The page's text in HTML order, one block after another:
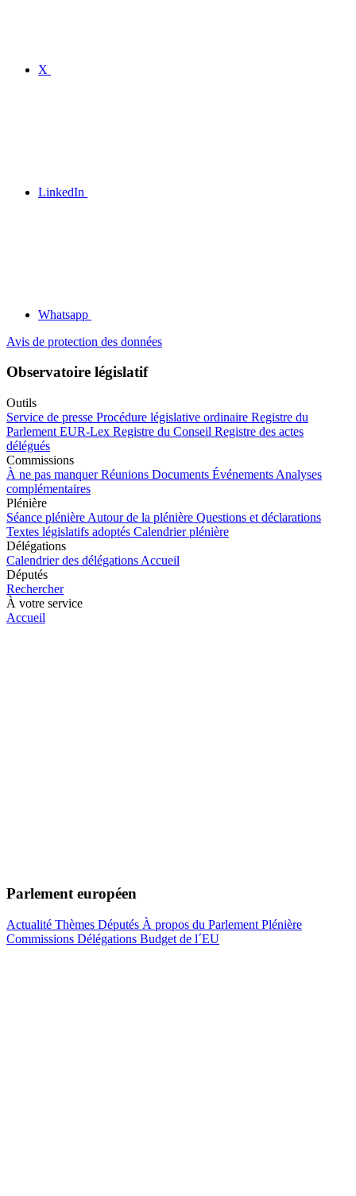
X
LinkedIn
Whatsapp
Avis de protection des données
Observatoire législatif
Outils
Service de presse Procédure législative ordinaire Registre du
Parlement EUR-Lex Registre du Conseil Registre des actes
délégués
Commissions
À ne pas manquer Réunions Documents Événements Analyses
complémentaires
Plénière
Séance plénière Autour de la plénière Questions et déclarations
Textes législatifs adoptés Calendrier plénière
Délégations
Calendrier des délégations Accueil
Députés
Rechercher
À votre service
Accueil
Parlement européen
Actualité Thèmes Députés À propos du Parlement Plénière
Commissions Délégations Budget de l´EU